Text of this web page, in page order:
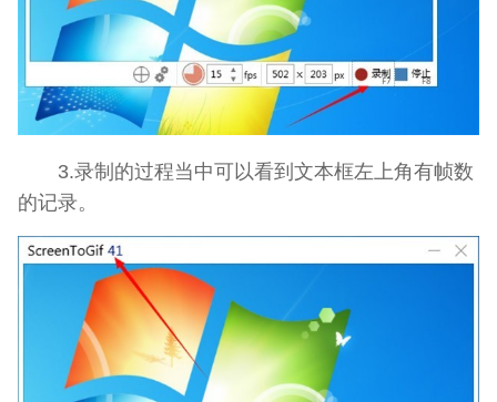
3.录制的过程当中可以看到文本框左上角有帧数
的记录。